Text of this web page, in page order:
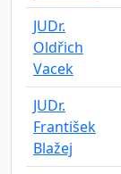
JUDr.
Oldřich
Vacek
JUDr.
František
Blažej